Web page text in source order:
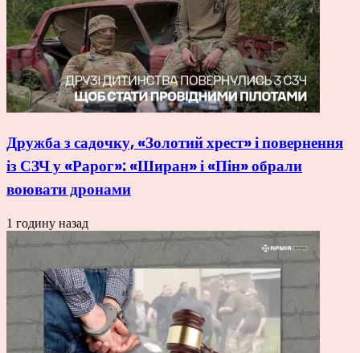
Дружба з садочку, «Золотий хрест» і повернення
із СЗЧ у «Рарог»: «Ширан» і «Пін» обрали
воювати дронами
1 годину назад